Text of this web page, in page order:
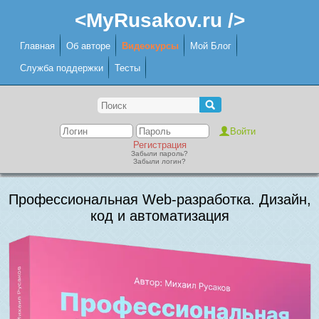
<MyRusakov.ru />
Главная Об авторе Видеокурсы Мой Блог
Служба поддержки Тесты
Регистрация
Забыли пароль?
Забыли логин?
Профессиональная Web-разработка. Дизайн,
код и автоматизация